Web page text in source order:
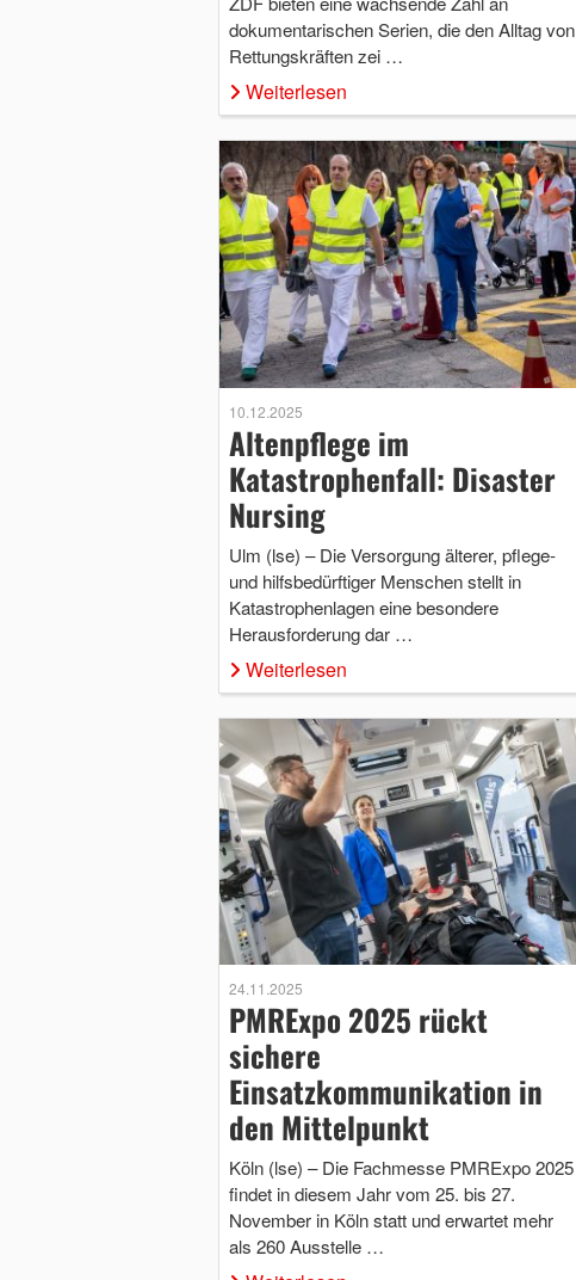
dokumentarischen Serien, die den Alltag von
Rettungskräften zei …
Weiterlesen
10.12.2025
Altenpflege im
Katastrophenfall: Disaster
Nursing
Ulm (lse) – Die Versorgung älterer, pflege-
und hilfsbedürftiger Menschen stellt in
Katastrophenlagen eine besondere
Herausforderung dar …
Weiterlesen
24.11.2025
PMRExpo 2025 rückt
sichere
Einsatzkommunikation in
den Mittelpunkt
Köln (lse) – Die Fachmesse PMRExpo 2025
findet in diesem Jahr vom 25. bis 27.
November in Köln statt und erwartet mehr
als 260 Ausstelle …